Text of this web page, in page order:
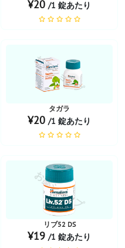
¥20 /1 錠あたり
お薬ショップ
タガラ
¥20 /1 錠あたり
お薬ショップ
リブ52 DS
¥19 /1 錠あたり